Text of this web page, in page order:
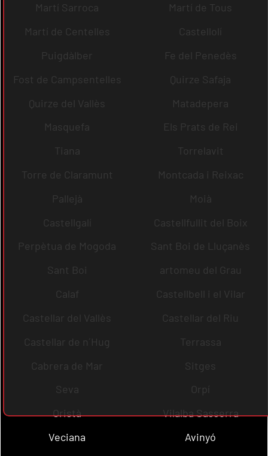
Martí Sarroca
Martí de Tous
Martí de Centelles
Castellolí
Puigdàlber
Fe del Penedès
Fost de Campsentelles
Quirze Safaja
Quirze del Vallès
Matadepera
Masquefa
Els Prats de Rei
Tiana
Torrelavit
Torre de Claramunt
Montcada i Reixac
Pallejà
Moià
Castellgalí
Castellfullit del Boix
Perpètua de Mogoda
Sant Boi de Lluçanès
Sant Boi
artomeu del Grau
Calaf
Castellbell i el Vilar
Castellar del Vallès
Castellar del Riu
Castellar de n´Hug
Terrassa
Cabrera de Mar
Sitges
Seva
Orpí
Oristà
Vilalba Sasserra
Veciana
Avinyó